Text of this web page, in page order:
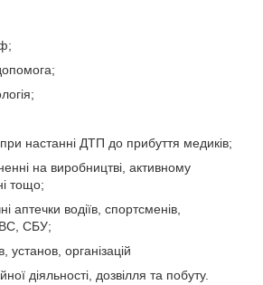
настанні ДТП до прибуття медиків;
на виробництві, активному
тощо;
аптечки водіїв, спортсменів,
СБУ;
установ, організацій
діяльності, дозвілля та побуту.